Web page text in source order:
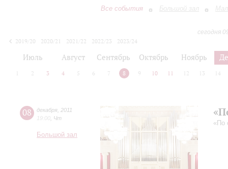
Все события Большой зал
сегодня
2019/20
2020/21 2021/22 2022/23
2023/24
Июль Август Сентябрь Октябрь Ноябрь
2 3 4 5 6 7 8 9 10 11 12 13 14
08 декабря 2011
19:00 Чт
Большой зал
«По